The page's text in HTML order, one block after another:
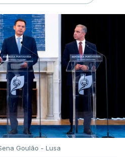
Goulão - Lusa